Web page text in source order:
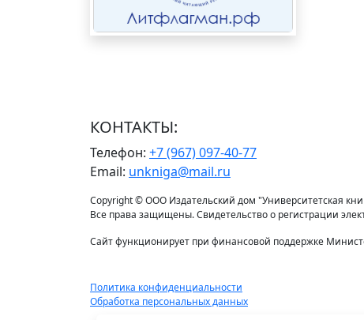
КОНТАКТЫ:
Телефон: +7 (967) 097-40-77
Email: unkniga@mail.ru
Copyright © ООО Издательский дом "Университетская
Все права защищены. Свидетельство о регистрации
Сайт функционирует при финансовой поддержке
Политика конфиденциальности
Обработка персональных данных